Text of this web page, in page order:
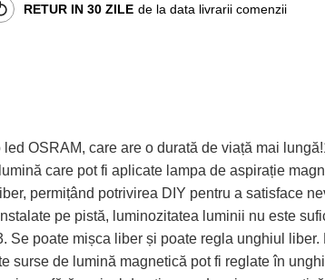
RETUR IN 30 ZILE de la data livrarii comenzii
OSRAM, care are o durată de viață mai
care pot fi aplicate lampa de aspirație
permițând potrivirea DIY pentru a satisface
pe pistă, luminozitatea luminii nu este
poate mișca liber și poate regla unghiul
de lumină magnetică pot fi reglate în